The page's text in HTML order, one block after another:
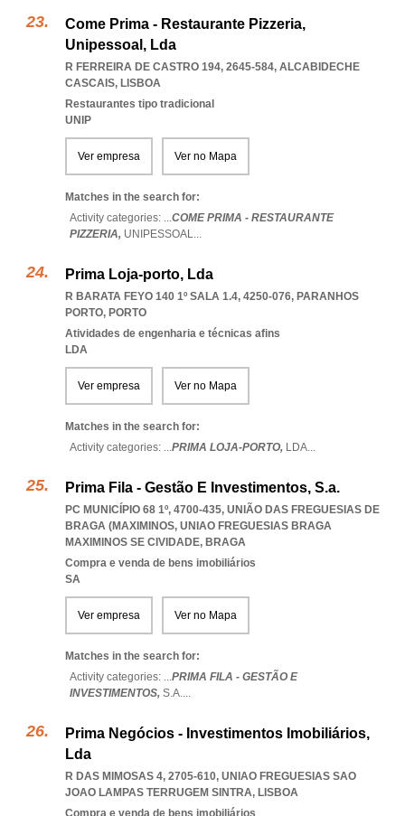
Come Prima - Restaurante Pizzeria,
Unipessoal, Lda
R FERREIRA DE CASTRO 194, 2645-584, ALCABIDECHE
CASCAIS, LISBOA
Restaurantes tipo tradicional
UNIP
Ver empresa Ver no Mapa
Matches in the search for:
Activity categories: ...COME PRIMA - RESTAURANTE
PIZZERIA, UNIPESSOAL...
Prima Loja-porto, Lda
R BARATA FEYO 140 1º SALA 1.4, 4250-076, PARANHOS
PORTO, PORTO
Atividades de engenharia e técnicas afins
LDA
Ver empresa Ver no Mapa
Matches in the search for:
Activity categories: ...PRIMA LOJA-PORTO, LDA...
Prima Fila - Gestão E Investimentos, S.a.
PC MUNICÍPIO 68 1º, 4700-435, UNIÃO DAS FREGUESIAS DE
BRAGA (MAXIMINOS, UNIAO FREGUESIAS BRAGA
MAXIMINOS SE CIVIDADE, BRAGA
Compra e venda de bens imobiliários
SA
Ver empresa Ver no Mapa
Matches in the search for:
Activity categories: ...PRIMA FILA - GESTÃO E
INVESTIMENTOS, S.A....
Prima Negócios - Investimentos Imobiliários,
Lda
R DAS MIMOSAS 4, 2705-610, UNIAO FREGUESIAS SAO
JOAO LAMPAS TERRUGEM SINTRA, LISBOA
Compra e venda de bens imobiliários